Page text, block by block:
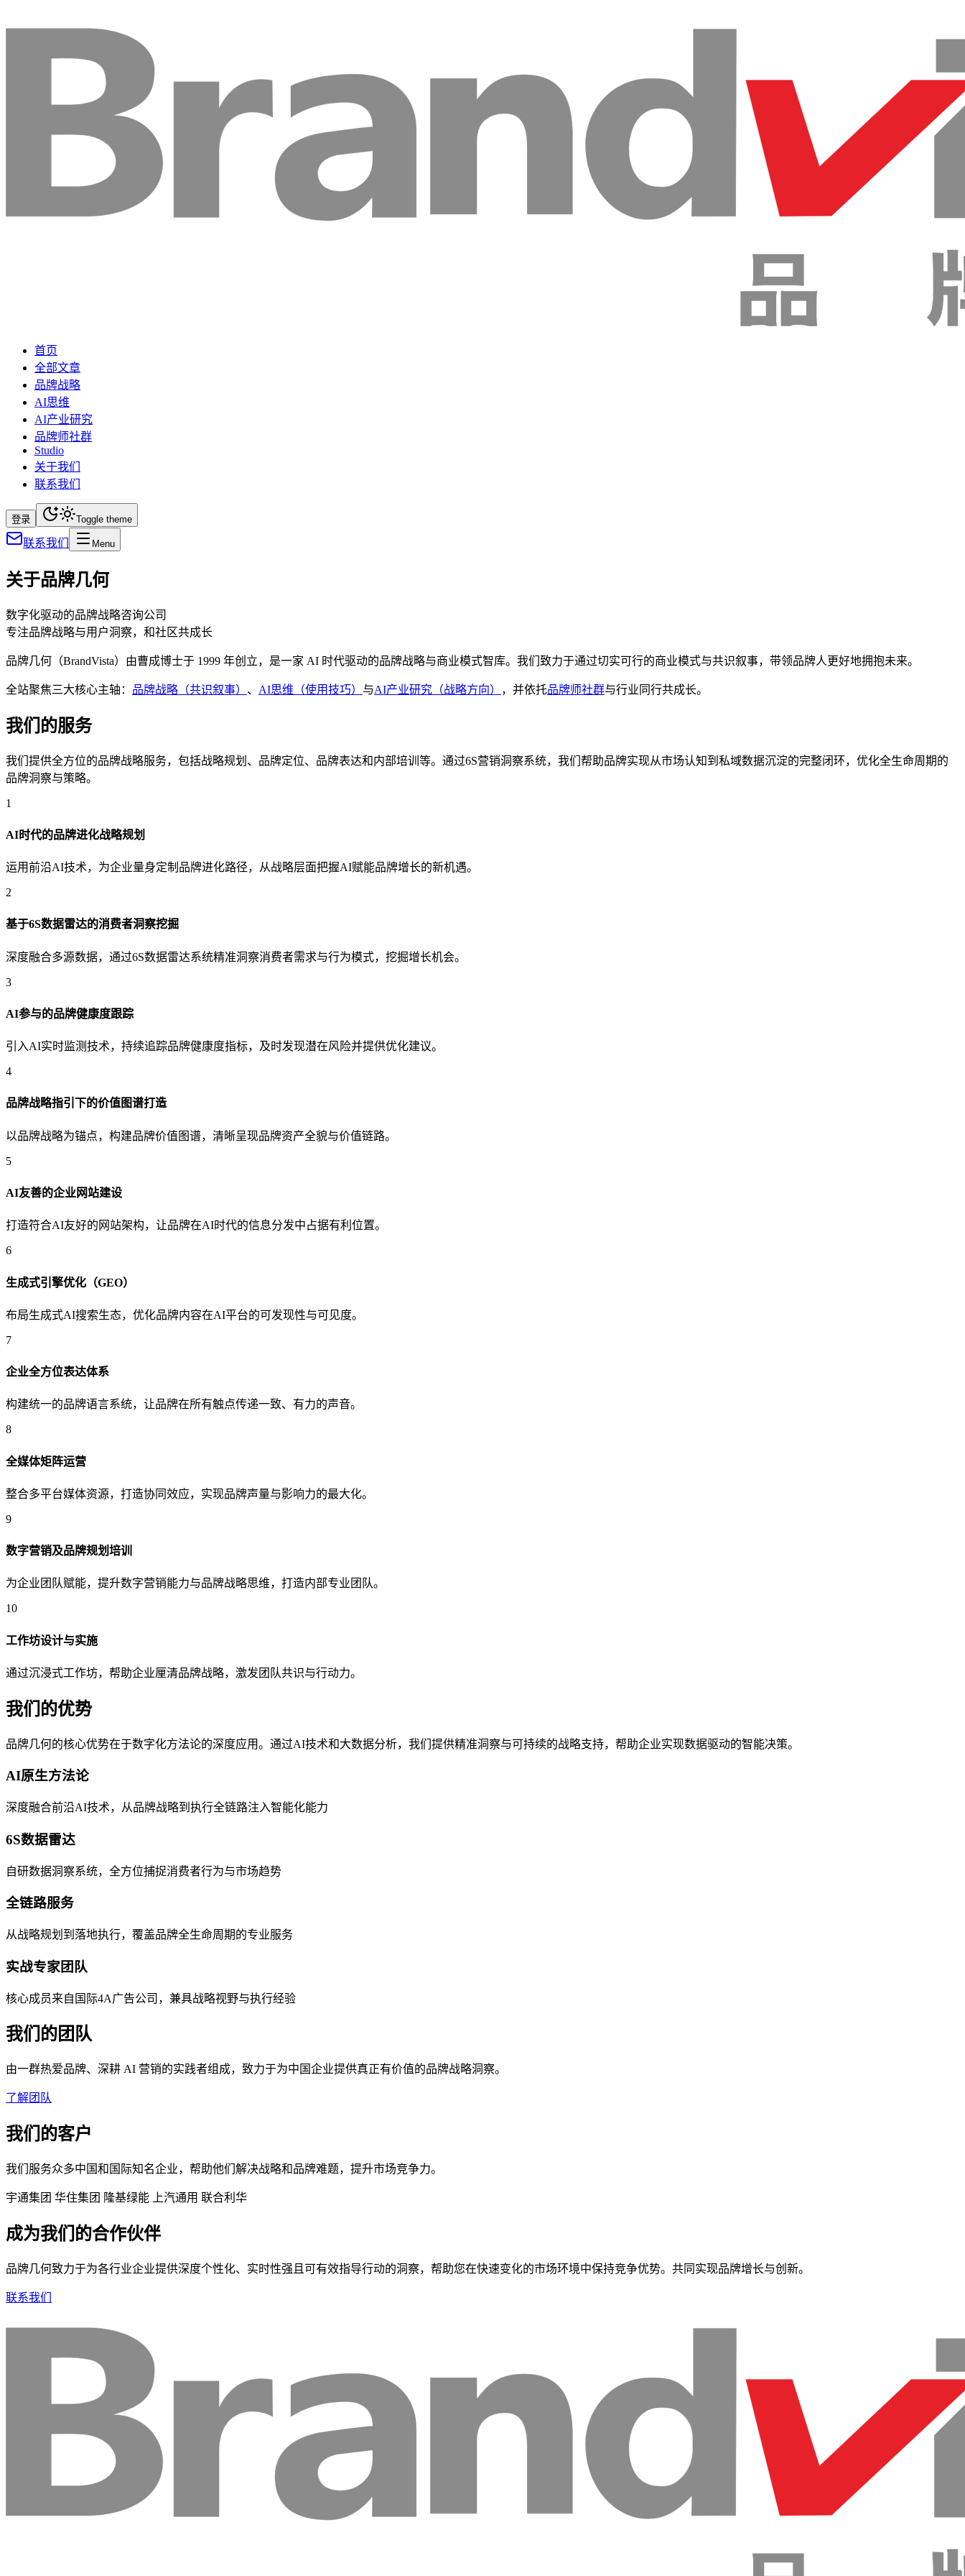
首页
全部文章
品牌战略
AI思维
AI产业研究
品牌师社群
Studio
关于我们
联系我们
登录 Toggle theme
联系我们 Menu
关于品牌几何
数字化驱动的品牌战略咨询公司
专注品牌战略与用户洞察，和社区共成长
品牌几何（BrandVista）由曹成博士于 1999 年创立，是一家 AI 时代驱动的品牌战略与商业模式智库。我们致力于通过切实可行的商业模式与共识叙事，带领品牌人更好地拥抱未来。
全站聚焦三大核心主轴： 品牌战略（共识叙事） 、 AI思维（使用技巧） 与AI产业研究（战略方向） ，并依托品牌师社群与行业同行共成长。
我们的服务
我们提供全方位的品牌战略服务，包括战略规划、品牌定位、品牌表达和内部培训等。通过6S营销洞察系统，我们帮助品牌实现从市场认知到私域数据沉淀的完整闭环，优化全生命周期的
品牌洞察与策略。
1
AI时代的品牌进化战略规划
运用前沿AI技术，为企业量身定制品牌进化路径，从战略层面把握AI赋能品牌增长的新机遇。
2
基于6S数据雷达的消费者洞察挖掘
深度融合多源数据，通过6S数据雷达系统精准洞察消费者需求与行为模式，挖掘增长机会。
3
AI参与的品牌健康度跟踪
引入AI实时监测技术，持续追踪品牌健康度指标，及时发现潜在风险并提供优化建议。
4
品牌战略指引下的价值图谱打造
以品牌战略为锚点，构建品牌价值图谱，清晰呈现品牌资产全貌与价值链路。
5
AI友善的企业网站建设
打造符合AI友好的网站架构，让品牌在AI时代的信息分发中占据有利位置。
6
生成式引擎优化（GEO）
布局生成式AI搜索生态，优化品牌内容在AI平台的可发现性与可见度。
7
企业全方位表达体系
构建统一的品牌语言系统，让品牌在所有触点传递一致、有力的声音。
8
全媒体矩阵运营
整合多平台媒体资源，打造协同效应，实现品牌声量与影响力的最大化。
9
数字营销及品牌规划培训
为企业团队赋能，提升数字营销能力与品牌战略思维，打造内部专业团队。
10
工作坊设计与实施
通过沉浸式工作坊，帮助企业厘清品牌战略，激发团队共识与行动力。
我们的优势
品牌几何的核心优势在于数字化方法论的深度应用。通过AI技术和大数据分析，我们提供精准洞察与可持续的战略支持，帮助企业实现数据驱动的智能决策。
AI原生方法论
深度融合前沿AI技术，从品牌战略到执行全链路注入智能化能力
6S数据雷达
自研数据洞察系统，全方位捕捉消费者行为与市场趋势
全链路服务
从战略规划到落地执行，覆盖品牌全生命周期的专业服务
实战专家团队
核心成员来自国际4A广告公司，兼具战略视野与执行经验
我们的团队
由一群热爱品牌、深耕 AI 营销的实践者组成，致力于为中国企业提供真正有价值的品牌战略洞察。
了解团队
我们的客户
我们服务众多中国和国际知名企业，帮助他们解决战略和品牌难题，提升市场竞争力。
宇通集团 华住集团 隆基绿能 上汽通用 联合利华
成为我们的合作伙伴
品牌几何致力于为各行业企业提供深度个性化、实时性强且可有效指导行动的洞察，帮助您在快速变化的市场环境中保持竞争优势。共同实现品牌增长与创新。
联系我们